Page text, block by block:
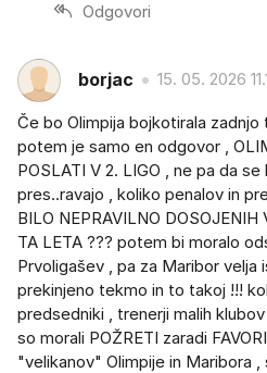
Odgovori
borjac 15. 05. 2026
Če bo Olimpija bojkotirala zadnjo
potem je samo en odgovor ,
POSLATI V 2. LIGO , ne pa da
pres..ravajo , koliko penalov in
BILO NEPRAVILNO
TA LETA ??? potem bi moralo
Prvoligašev , pa za Maribor velja
prekinjeno tekmo in to takoj !!!
predsedniki , trenerji malih
so morali POŽRETI zaradi
"velikanov" Olimpije in Maribora